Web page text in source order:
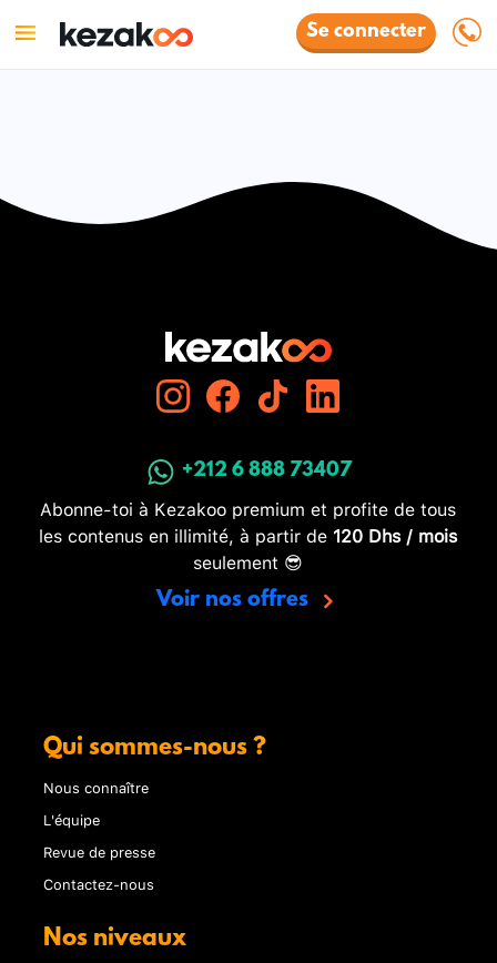
Se connecter
+212 6 888 73407
Abonne-toi à Kezakoo premium et profite de tous
les contenus en illimité, à partir de 120 Dhs / mois
seulement 😎
Voir nos offres
Qui sommes-nous ?
Nous connaître
L'équipe
Revue de presse
Contactez-nous
Nos niveaux